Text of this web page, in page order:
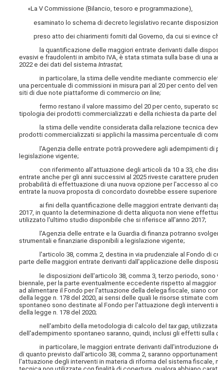
«La V Commissione (Bilancio, tesoro e programmazione),
esaminato lo schema di decreto legislativo recante
preso atto dei chiarimenti forniti dal Governo, da cui si evince
la quantificazione delle maggiori entrate derivanti dalle
evasivi e fraudolenti in ambito IVA, è stata stimata sulla base di
2022 e dei dati del sistemaIntrastat;
in particolare, la stima delle vendite mediante commercio
una percentuale di commissioni in misura pari al 20 per cento del
siti di due note piattaforme di commercioon line;
fermo restano il valore massimo del 20 per cento, superato
tipologia dei prodotti commercializzati e della richiesta da parte
la stima delle vendite considerata dalla relazione tecnica
prodotti commercializzati si applichi la massima percentuale di
l'Agenzia delle entrate potrà provvedere agli adempimenti di
legislazione vigente;
con riferimento all'attuazione degli articoli da 10 a 33, che
entrate anche per gli anni successivi al 2025 riveste carattere
probabilità di effettuazione di una nuova opzione per l'accesso al
entrate la nuova proposta di concordato dovrebbe essere
ai fini della quantificazione delle maggiori entrate derivanti
2017, in quanto la determinazione di detta aliquota non viene
utilizzato l'ultimo studio disponibile che si riferisce all'anno 2017;
l'Agenzia delle entrate e la Guardia di finanza potranno
strumentali e finanziarie disponibili a legislazione vigente;
l'articolo 38, comma 2, destina in via prudenziale al Fondo di
parte delle maggiori entrate derivanti dall'applicazione delle
le disposizioni dell'articolo 38, comma 3, terzo periodo, sono
biennale, per la parte eventualmente eccedente rispetto al
ad alimentare il Fondo per l'attuazione della delega fiscale, siano
della legge n. 178 del 2020, ai sensi delle quali le risorse stimate
spontaneo sono destinate al Fondo per l'attuazione degli
della legge n. 178 del 2020;
nell'ambito della metodologia di calcolo deltax gap ,
dell'adempimento spontaneo saranno, quindi, inclusi gli effetti sulla
in particolare, le maggiori entrate derivanti dall'introduzione
di quanto previsto dall'articolo 38, comma 2, saranno
l'attuazione degli interventi in materia di riforma del sistema